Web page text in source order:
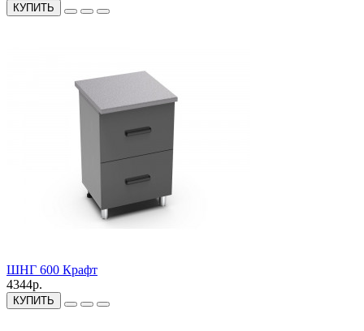
КУПИТЬ
ШНГ 600 Крафт
4344р.
КУПИТЬ